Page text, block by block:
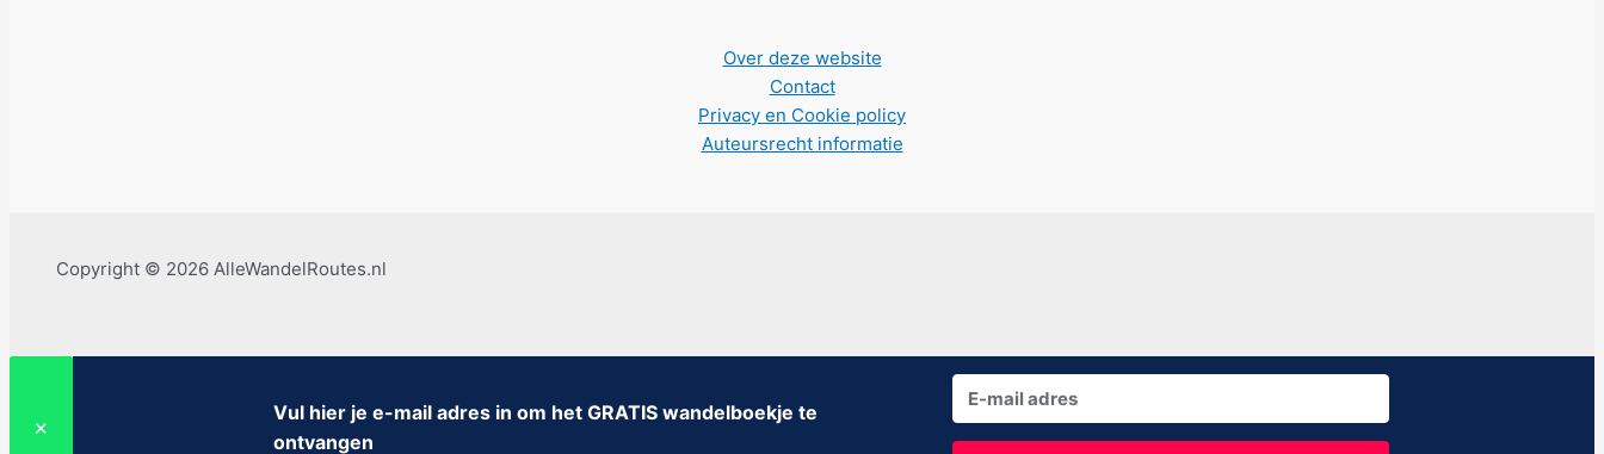
Over deze website
Contact
Privacy en Cookie policy
Auteursrecht informatie
Copyright © 2026 AlleWandelRoutes.nl
✕
Vul hier je e-mail adres in om het GRATIS wandelboekje te
ontvangen